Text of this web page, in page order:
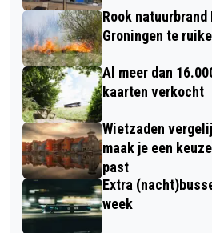
Rook
Groningen te
Al meer dan
kaarten verkocht
Wietzaden
maak je een
past
Extra
week